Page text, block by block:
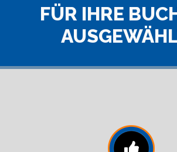
FÜR IHRE